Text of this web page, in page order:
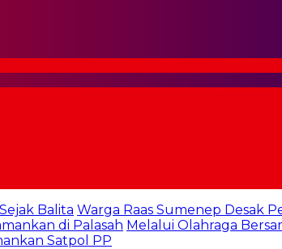
Balita Warga Raas Sumenep Desak
di Palasah Melalui Olahraga
Satpol PP